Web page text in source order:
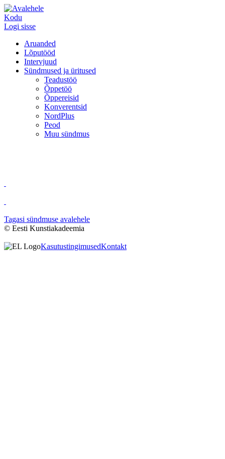
Kodu
Logi sisse
Aruanded
Lõputööd
Intervjuud
Sündmused ja üritused
Teadustöö
Õppetöö
Õppereisid
Konverentsid
NordPlus
Peod
Muu sündmus
Tagasi sündmuse avalehele
© Eesti Kunstiakadeemia
KasutustingimusedKontakt